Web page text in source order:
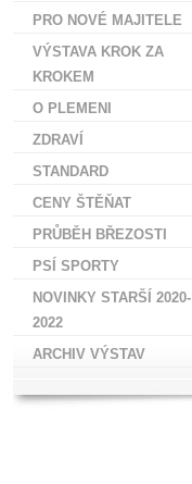
PRO NOVÉ MAJITELE
VÝSTAVA KROK ZA
KROKEM
O PLEMENI
ZDRAVÍ
STANDARD
CENY ŠTĚŇAT
PRŮBĚH BŘEZOSTI
PSÍ SPORTY
NOVINKY STARŠÍ 2020-
2022
ARCHIV VÝSTAV